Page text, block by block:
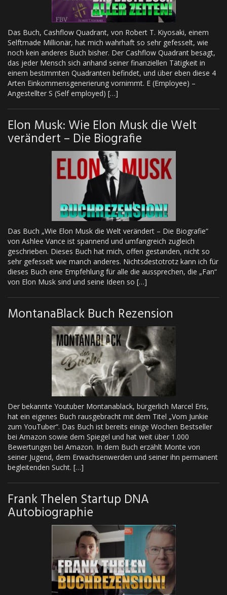
Das Buch, Cashflow Quadrant, von Robert T. Kiyosaki, einem
Selftmade Millionär, hat mich wahrhaft so sehr gefesselt, wie
noch kein anderes Buch bisher. Der Cashflow Quadrant besagt,
das jeder Mensch sich anhand seiner finanziellen Tätigkeit in
einem bestimmten Quadranten befindet, und über eben diese 4
Arten Einkommensgenerierung vornimmt. E (Employee) –
Angestellter S (Self employed) […]
Elon Musk: Wie Elon Musk die Welt
verändert – Die Biografie
Das Buch „Wie Elon Musk die Welt verändert – Die Biografie“
von Ashlee Vance ist spannend und umfangreich zugleich
geschrieben. Dieses Buch hat mich, offen gestanden, nicht so
sehr gefesselt wie manch anderes. Nichtsdestotrotz kann ich für
dieses Buch eine Empfehlung für alle die aussprechen, die „Fan“
von Elon Musk sind und seine Ideen so […]
MontanaBlack Buch Rezension
Der bekannte Youtuber Montanablack, bürgerlich Marcel Eris,
hat ein eigenes Buch rausgebracht mit dem Titel „Vom Junkie
zum YouTuber“. Das Buch ist bereits einige Wochen Bestseller
bei Amazon sowie dem Spiegel und hat weit über 1.000
Bewertungen bei Amazon. In dem Buch erzählt Monte von
seiner Jugend, dem Erwachsenwerden und seiner ihn permanent
begleitenden Sucht. […]
Frank Thelen Startup DNA
Autobiographie